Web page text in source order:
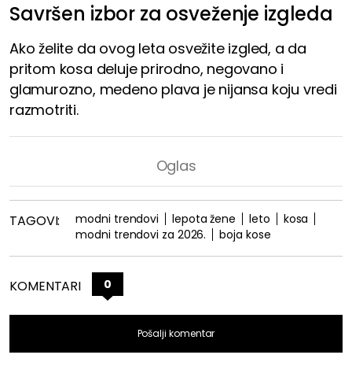
Savršen izbor za osveženje izgleda
Ako želite da ovog leta osvežite izgled, a da
pritom kosa deluje prirodno, negovano i
glamurozno, medeno plava je nijansa koju vredi
razmotriti.
TAGOVI: modni trendovi lepota žene leto
kosa
modni trendovi za 2026.
boja kose
KOMENTARI 0
Pošalji komentar